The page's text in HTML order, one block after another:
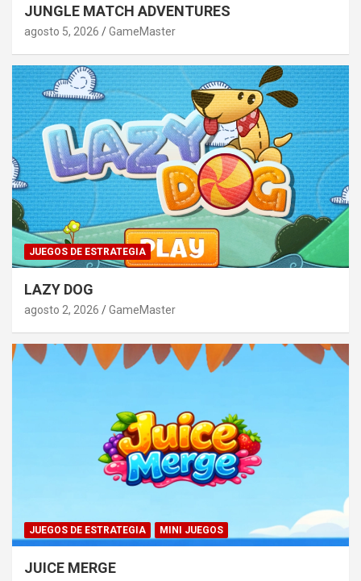
JUNGLE MATCH ADVENTURES
agosto 5, 2026 GameMaster
JUEGOS DE ESTRATEGIA
LAZY DOG
agosto 2, 2026 GameMaster
JUEGOS DE ESTRATEGIA MINI JUEGOS
JUICE MERGE